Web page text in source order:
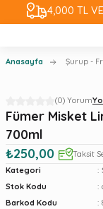
4,000 TL
Anasayfa Şurup -
(0) Yorum
Fümer Misket
700ml
₺250,00
Taksit
Kategori
Stok Kodu
Barkod Kodu